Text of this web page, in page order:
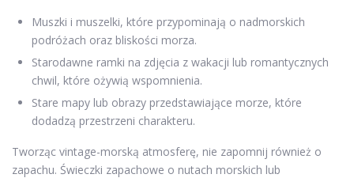
Muszki i muszelki, które przypominają o nadmorskich
podróżach oraz bliskości morza.
Starodawne ramki na zdjęcia z wakacji lub romantycznych
chwil, które ożywią wspomnienia.
Stare mapy lub obrazy przedstawiające morze, które
dodadzą przestrzeni charakteru.
Tworząc vintage-morską atmosferę, nie zapomnij również o
zapachu. Świeczki zapachowe o nutach morskich lub